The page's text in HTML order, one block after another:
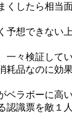
くしたら相当
予想できない
一々検証して
耗品なのに効
ベラボーに高い
認識票を敵１